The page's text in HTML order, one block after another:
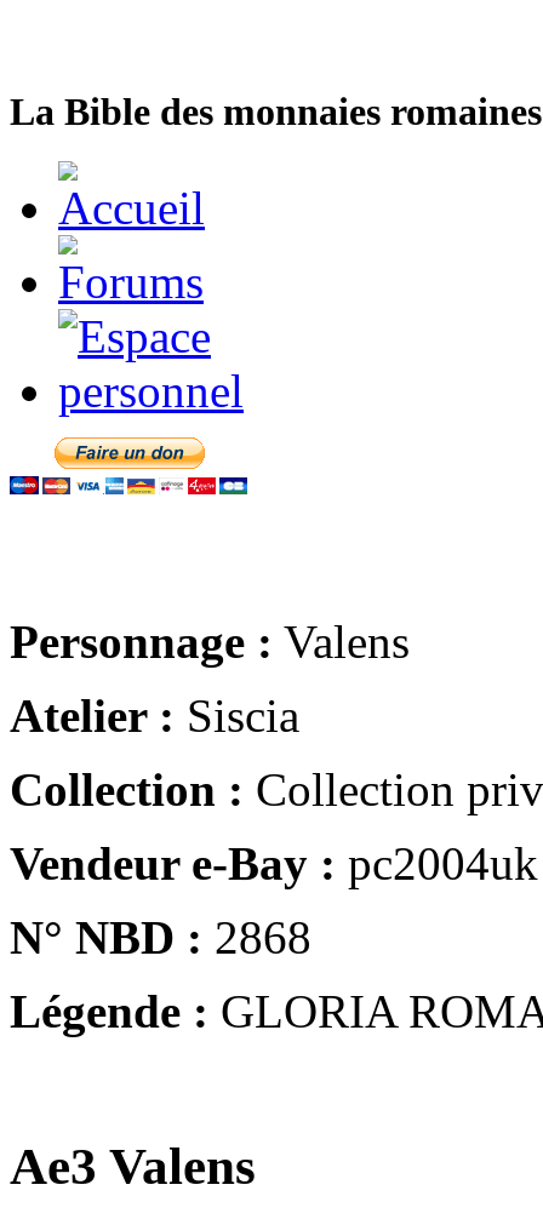
La Bible des monnaies
Personnage : Valens
Atelier : Siscia
Collection : Collection
Vendeur e-Bay : pc2004uk
N° NBD : 2868
Légende : GLORIA
Ae3 Valens